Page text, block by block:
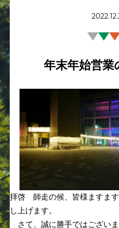
年末年始営業
拝啓 師走の候、皆様ますま
し上げます。
さて、誠に勝手ではござい